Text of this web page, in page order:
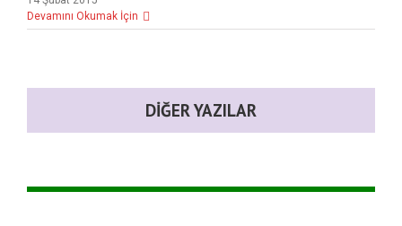
Devamını Okumak İçin
DIĞER YAZILAR